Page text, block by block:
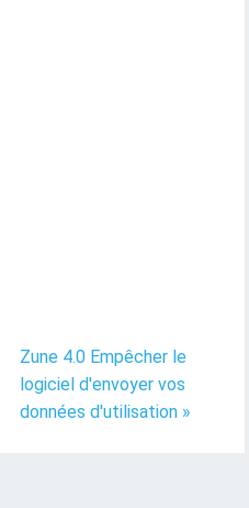
Zune 4.0 Empêcher le
logiciel d'envoyer vos
données d'utilisation »